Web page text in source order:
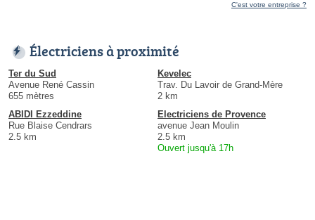
C'est votre entreprise ?
Électriciens à proximité
Ter du Sud
Avenue René Cassin
655 mètres
Kevelec
Trav. Du Lavoir de Grand-Mère
2 km
ABIDI Ezzeddine
Rue Blaise Cendrars
2.5 km
Electriciens de Provence
avenue Jean Moulin
2.5 km
Ouvert jusqu'à 17h